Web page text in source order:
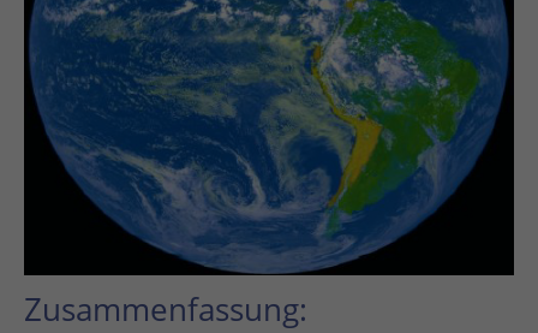
Zusammenfassung: